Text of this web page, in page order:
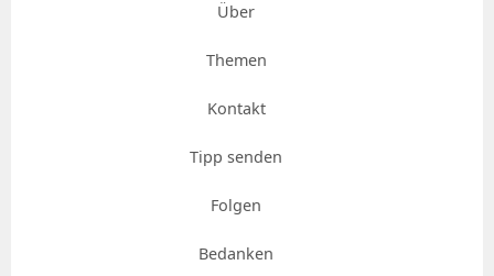
Über
Themen
Kontakt
Tipp senden
Folgen
Bedanken